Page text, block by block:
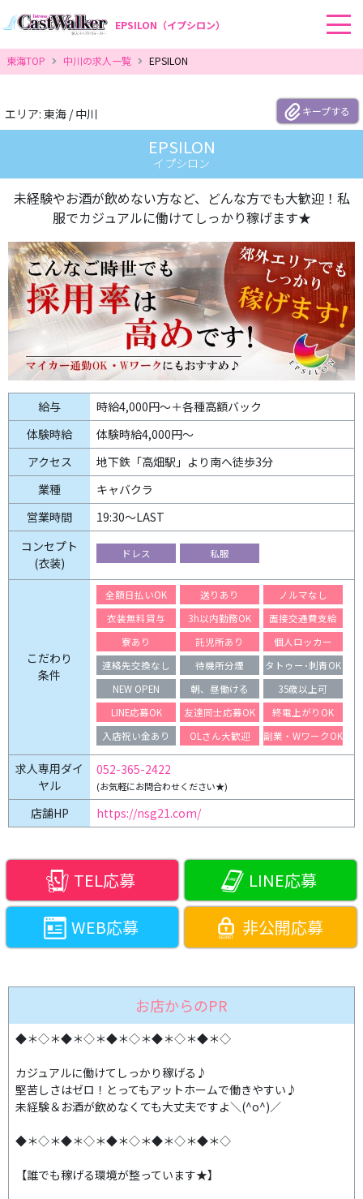
EPSILON（イプシロン）
東海TOP 中川の求人一覧 EPSILON
エリア: 東海 / 中川
EPSILON
イプシロン
未経験やお酒が飲めない方など、どんな方でも大歓迎！私
服でカジュアルに働けてしっかり稼げます★
給与
時給4,000円～＋各種高額バック
体験時給
体験時給4,000円～
アクセス
地下鉄「高畑駅」より南へ徒歩3分
業種
キャバクラ
営業時間
19:30〜LAST
コンセプト
(衣装)
ドレス 私服
こだわり
条件
全額日払いOK 送りあり
ノルマなし
衣装無料貸与
3h以内勤務OK
面接交通費支給
寮あり
託児所あり
個人ロッカー
連絡先交換なし
待機所分煙
タトゥー･刺青OK
NEW OPEN
朝、昼働ける
35歳以上可
LINE応募OK
友達同士応募OK
終電上がりOK
入店祝い金あり
OLさん大歓迎 副業・WワークOK
求人専用ダイ
ヤル
052-365-2422
(お気軽にお問合わせください★)
店舗HP https://nsg21.com/
TEL応募
LINE応募
WEB応募
非公開応募
お店からのPR
◆＊◇＊◆＊◇＊◆＊◇＊◆＊◇＊◆＊◇
カジュアルに働けてしっかり稼げる♪
堅苦しさはゼロ！とってもアットホームで働きやすい♪
未経験＆お酒が飲めなくても大丈夫ですよ＼(^o^)／
◆＊◇＊◆＊◇＊◆＊◇＊◆＊◇＊◆＊◇
【誰でも稼げる環境が整っています★】